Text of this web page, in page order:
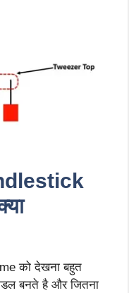
को देखना बहुत
बनते है और जितना